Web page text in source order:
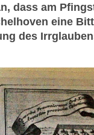
dass am
eine
des